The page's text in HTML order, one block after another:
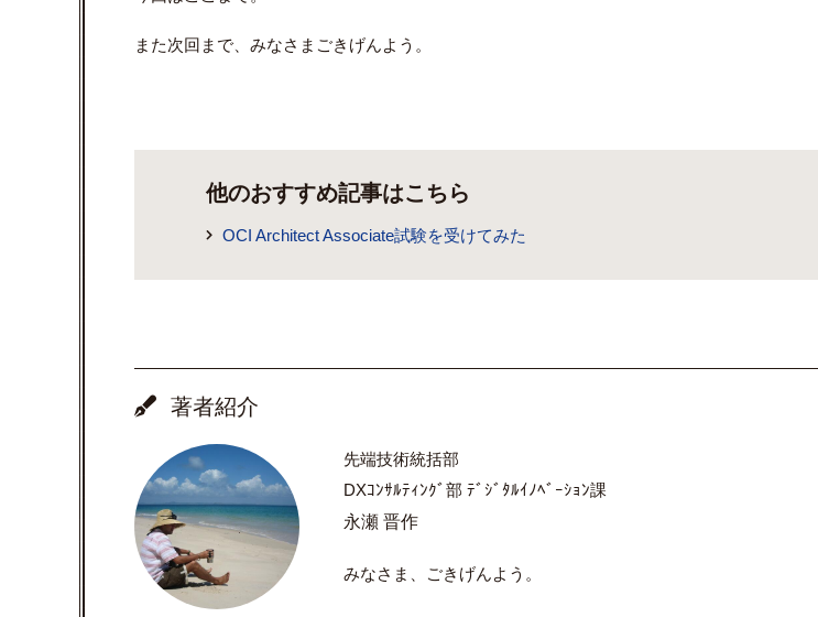
また次回まで、みなさまごきげんよう。
他のおすすめ記事はこちら
OCI Architect Associate試験を受けてみた
著者紹介
先端技術統括部
DXｺﾝｻﾙﾃｨﾝｸﾞ部 ﾃﾞｼﾞﾀﾙｲﾉﾍﾞｰｼｮﾝ課
永瀬 晋作
みなさま、ごきげんよう。